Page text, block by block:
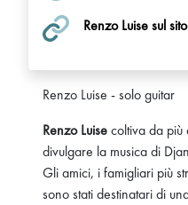
Renzo Luise sul
Renzo Luise - solo guitar
Renzo Luisecoltiva da più
divulgare la musica di
Gli amici, i famigliari più
sono stati destinatari di